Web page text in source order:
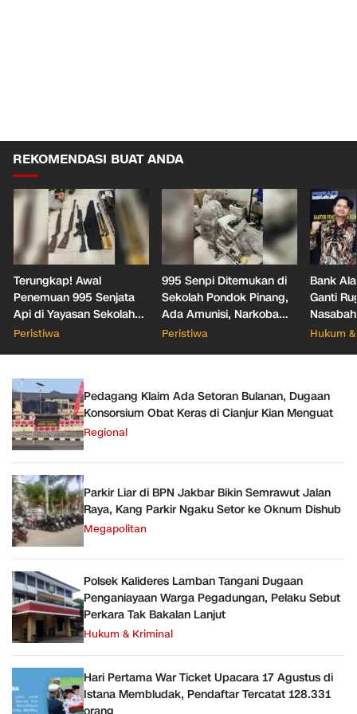
REKOMENDASI BUAT ANDA
Terungkap! Awal
Penemuan 995 Senjata
Api di Yayasan Sekolah
Jaksel
Peristiwa
995 Senpi Ditemukan di
Sekolah Pondok Pinang,
Ada Amunisi, Narkoba
hingga Dugaan Bunker
Peristiwa
Bank
Ganti
Office
Hukum
Pedagang Klaim Ada Setoran Bulanan, Dugaan
Konsorsium Obat Keras di Cianjur Kian Menguat
Regional
Parkir Liar di BPN Jakbar Bikin Semrawut Jalan
Raya, Kang Parkir Ngaku Setor ke Oknum Dishub
Megapolitan
Polsek Kalideres Lamban Tangani Dugaan
Penganiayaan Warga Pegadungan, Pelaku Sebut
Perkara Tak Bakalan Lanjut
Hukum & Kriminal
Hari Pertama War Ticket Upacara 17 Agustus di
Istana Membludak, Pendaftar Tercatat 128.331
orang